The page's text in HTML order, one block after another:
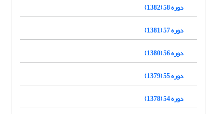
دوره 58 (1382)
دوره 57 (1381)
دوره 56 (1380)
دوره 55 (1379)
دوره 54 (1378)